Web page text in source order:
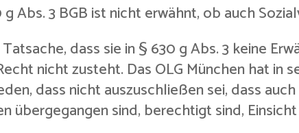
g Abs. 3 BGB ist nicht erwähnt, ob auch
dass sie in § 630 g Abs. 3 keine
nicht zusteht. Das OLG München hat in
dass nicht auszuschließen sei, dass
übergegangen sind, berechtigt sind,